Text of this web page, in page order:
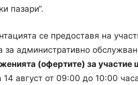
пазари“.
се предоставя на
за административно
(офертите) за участие
14 август от 09:00 до 10:00